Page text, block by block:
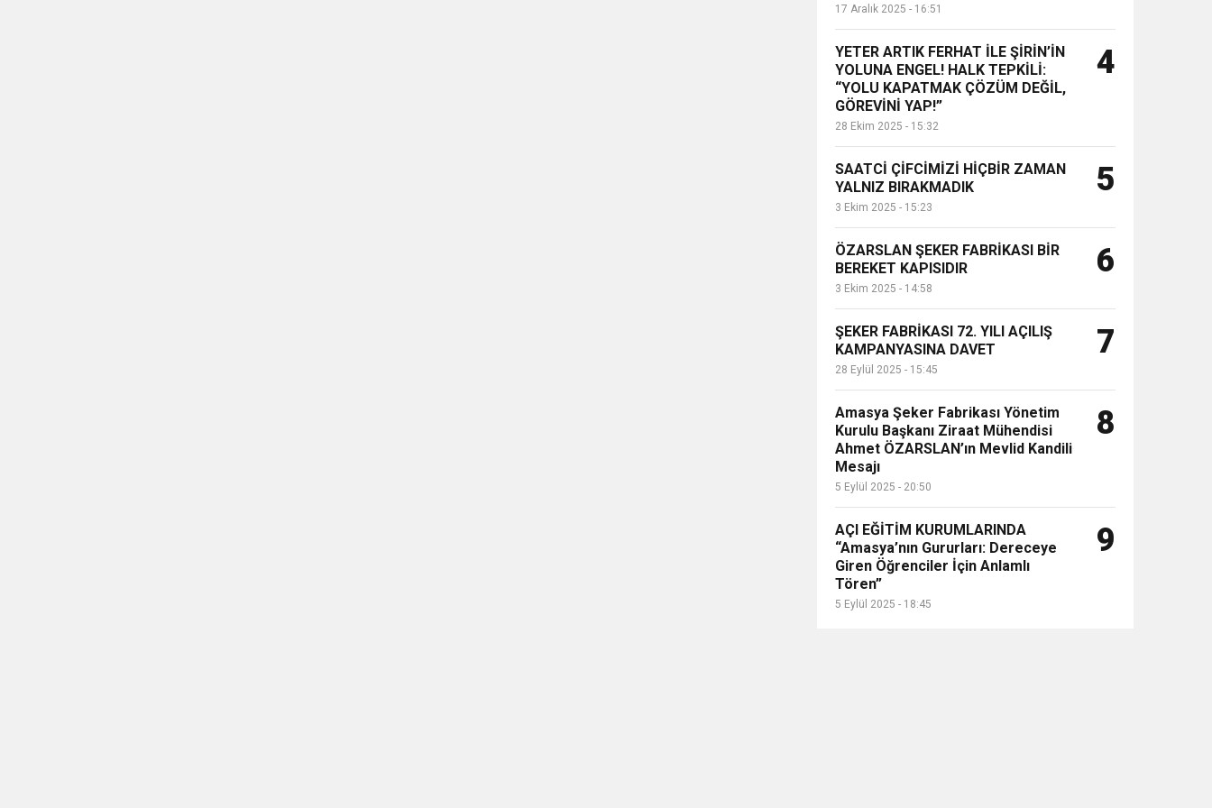
17 Aralık 2025 - 16:51
YETER ARTIK FERHAT İLE ŞİRİN’İN
YOLUNA ENGEL! HALK TEPKİLİ:
“YOLU KAPATMAK ÇÖZÜM DEĞİL,
GÖREVİNİ YAP!”
28 Ekim 2025 - 15:32
4
SAATCİ ÇİFCİMİZİ HİÇBİR ZAMAN
YALNIZ BIRAKMADIK
3 Ekim 2025 - 15:23
5
ÖZARSLAN ŞEKER FABRİKASI BİR
BEREKET KAPISIDIR
3 Ekim 2025 - 14:58
6
ŞEKER FABRİKASI 72. YILI AÇILIŞ
KAMPANYASINA DAVET
28 Eylül 2025 - 15:45
7
Amasya Şeker Fabrikası Yönetim
Kurulu Başkanı Ziraat Mühendisi
Ahmet ÖZARSLAN’ın Mevlid Kandili
Mesajı
5 Eylül 2025 - 20:50
8
AÇI EĞİTİM KURUMLARINDA
“Amasya’nın Gururları: Dereceye
Giren Öğrenciler İçin Anlamlı
Tören”
5 Eylül 2025 - 18:45
9